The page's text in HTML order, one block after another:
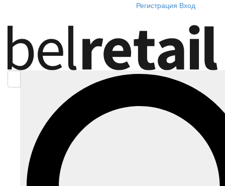
Регистрация Вход